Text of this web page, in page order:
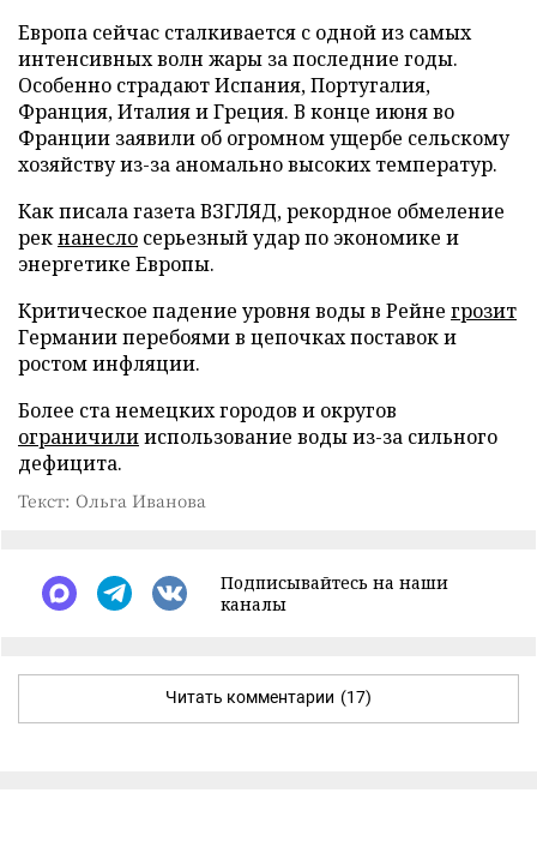
Европа сейчас сталкивается с одной из самых
интенсивных волн жары за последние годы.
Особенно страдают Испания, Португалия,
Франция, Италия и Греция. В конце июня во
Франции заявили об огромном ущербе сельскому
хозяйству из-за аномально высоких температур.
Как писала газета ВЗГЛЯД, рекордное обмеление
рекнанесло серьезный удар по экономике и
энергетике Европы.
Критическое падение уровня воды в Рейне грозит
Германии перебоями в цепочках поставок и
ростом инфляции.
Более ста немецких городов и округов
ограничилииспользование воды из-за сильного
дефицита.
Текст: Ольга Иванова
Подписывайтесь на наши
каналы
Читать комментарии (17)